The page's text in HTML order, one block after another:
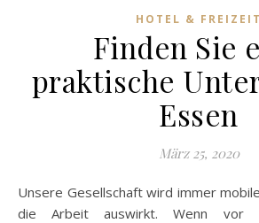
HOTEL & FREIZEIT
Finden Sie
praktische
Essen
März 25, 2020
Unsere Gesellschaft wird immer mobiler, was sich auch auf
die Arbeit auswirkt. Wenn vor